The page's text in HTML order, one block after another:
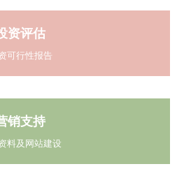
资评估
可行性报告
销支持
料及网站建设